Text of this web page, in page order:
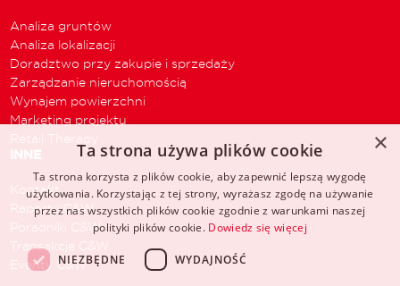
Analiza gruntów
Analiza lokalizacji
Doradztwo przy zakupie i sprzedaży
Zarządzanie nieruchomością
Wynajem powierzchni
Marketing projektu
Retail Therapy
INNE
Kontakt
Raporty C&W
Poradniki C&W
Transakcje C&W
Eventy C&W
×
Ta strona używa plików cookie
Ta strona korzysta z plików cookie, aby zapewnić lepszą wygodę
użytkowania. Korzystając z tej strony, wyrażasz zgodę na używanie
przez nas wszystkich plików cookie zgodnie z warunkami naszej
polityki plików cookie. Dowiedz się więcej
NIEZBĘDNE WYDAJNOŚĆ